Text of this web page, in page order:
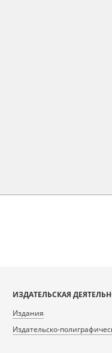
ИЗДАТЕЛЬСКАЯ
Издания
Издательско-